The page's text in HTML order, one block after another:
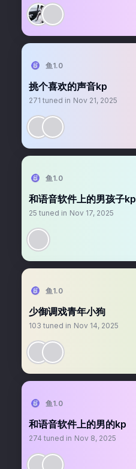
鱼1.0
挑个喜欢的声音kp
271 tuned in Nov 21, 2025
鱼1.0
和语音软件上的男孩子kp
25 tuned in Nov 17, 2025
鱼1.0
少御调戏青年小狗
103 tuned in Nov 14, 2025
鱼1.0
和语音软件上的男的kp
274 tuned in Nov 8, 2025